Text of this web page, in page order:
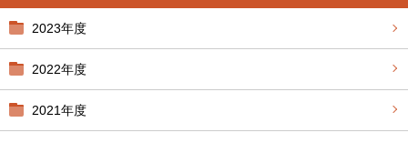
2023年度
2022年度
2021年度